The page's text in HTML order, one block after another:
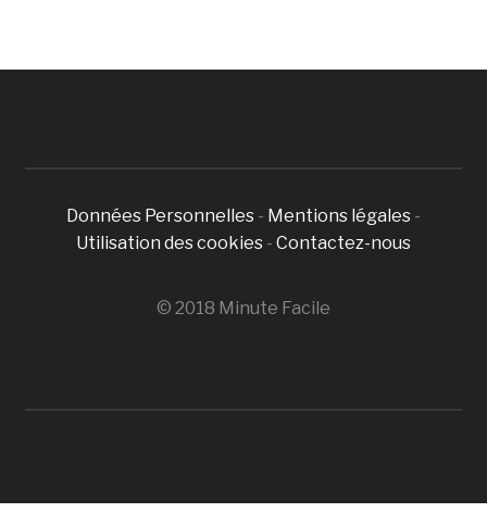
Données Personnelles - Mentions légales -
Utilisation des cookies - Contactez-nous
© 2018 Minute Facile